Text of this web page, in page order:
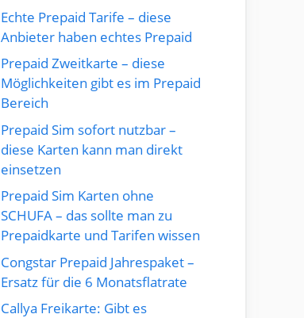
Echte Prepaid Tarife – diese
Anbieter haben echtes Prepaid
Prepaid Zweitkarte – diese
Möglichkeiten gibt es im Prepaid
Bereich
Prepaid Sim sofort nutzbar –
diese Karten kann man direkt
einsetzen
Prepaid Sim Karten ohne
SCHUFA – das sollte man zu
Prepaidkarte und Tarifen wissen
Congstar Prepaid Jahrespaket –
Ersatz für die 6 Monatsflatrate
Callya Freikarte: Gibt es